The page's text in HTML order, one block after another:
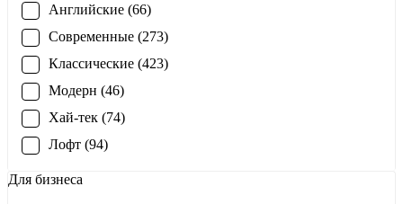
Английские (66)
Современные (273)
Классические (423)
Модерн (46)
Хай-тек (74)
Лофт (94)
Для бизнеса